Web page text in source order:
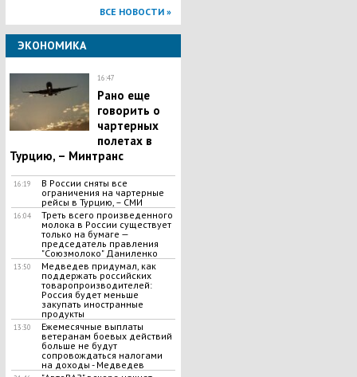
ВСЕ НОВОСТИ »
ЭКОНОМИКА
16:47
Рано еще
говорить о
чартерных
полетах в
Турцию, – Минтранс
16:19
В России сняты все
ограничения на чартерные
рейсы в Турцию, – СМИ
16:04
Треть всего произведенного
молока в России существует
только на бумаге —
председатель правления
"Союзмолоко" Даниленко
13:50
Медведев придумал, как
поддержать российских
товаропроизводителей:
Россия будет меньше
закупать иностранные
продукты
13:30
Ежемесячные выплаты
ветеранам боевых действий
больше не будут
сопровождаться налогами
на доходы - Медведев